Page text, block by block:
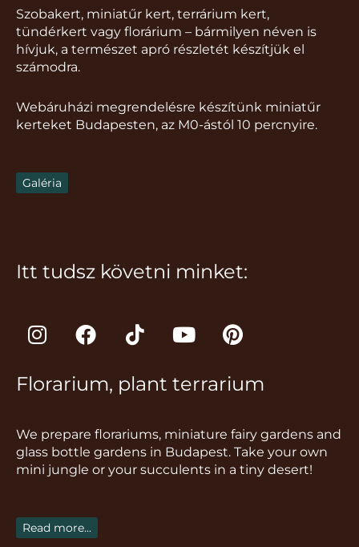
Szobakert, miniatűr kert, terrárium kert,
tündérkert vagy florárium – bármilyen néven is
hívjuk, a természet apró részletét készítjük el
számodra.
Webáruházi megrendelésre készítünk miniatűr
kerteket Budapesten, az M0-ástól 10 percnyire.
Galéria
Itt tudsz követni minket:
I
n
t
g
r
a
F
a
e
o
o
k
T
i
t
k
Y
o
t
b
e
P
i
t
r
e
s
Florarium, plant terrarium
We prepare florariums, miniature fairy gardens and
glass bottle gardens in Budapest. Take your own
mini jungle or your succulents in a tiny desert!
Read more...